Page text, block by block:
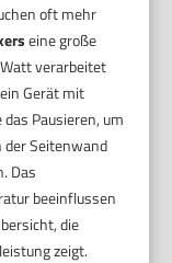
oft mehr
eine große
verarbeitet
Gerät mit
das Pausieren, um
der Seitenwand
Das
beeinflussen
die
zeigt.